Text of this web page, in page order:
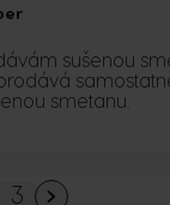
sušenou
smetanu.
3